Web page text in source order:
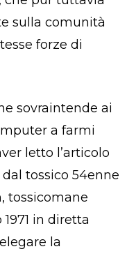
sulla comunità
forze di
sovraintende ai
a farmi
letto l’articolo
tossico 54enne
tossicomane
in diretta
la